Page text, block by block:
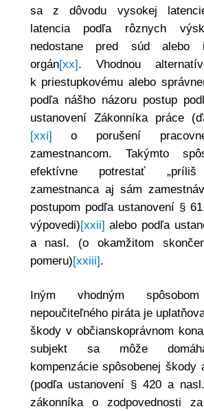
sa z dôvodu vysokej
latencia podľa rôznych
nedostane pred súd alebo
orgán[xx]. Vhodnou
k priestupkovému alebo
podľa nášho názoru postup
ustanovení Zákonníka práce
[xxi] o porušení
zamestnancom. Takýmto
efektívne potrestať „príliš
zamestnanca aj sám
postupom podľa ustanovení §
výpovedi)[xxii] alebo podľa
a nasl. (o okamžitom
pomeru)[xxiii].
Iným vhodným spôsobom
nepoučiteľného piráta je
škody v občianskoprávnom
subjekt sa môže
kompenzácie spôsobenej škody
(podľa ustanovení § 420 a
zákonníka o zodpovednosti